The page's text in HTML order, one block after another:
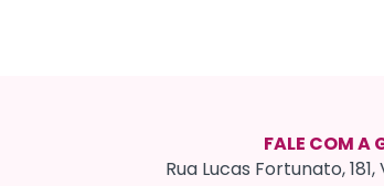
FALE COM A
Rua Lucas Fortunato,